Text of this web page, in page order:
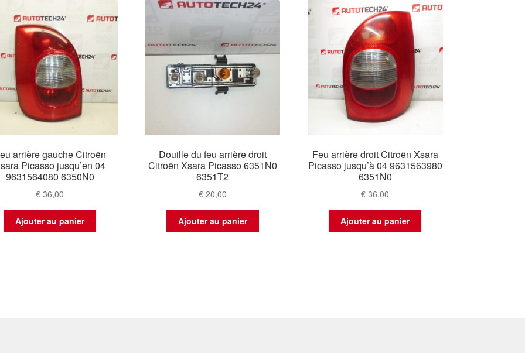
arrière gauche Citroën
Picasso jusqu’en 04
9631564080 6350N0
€ 36,00
Ajouter au panier
Douille du feu arrière droit
Citroën Xsara Picasso 6351N0
6351T2
€20,00
Ajouter au panier
Feu arrière droit Citroën Xsara
Picasso jusqu’à 04 9631563980
6351N0
€ 36,00
Ajouter au panier